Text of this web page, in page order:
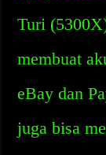
Turi
membuat
eBay dan
juga bisa